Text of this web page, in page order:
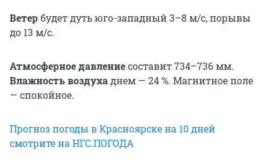
Ветербудет дуть юго-западный 3–8 м/с, порывы
до 13 м/с.
Атмосферное давлениесоставит 734–736 мм.
Влажность воздухаднем — 24 %. Магнитное поле
— спокойное.
Прогноз погоды в Красноярске на 10 дней
смотрите на НГС.ПОГОДА